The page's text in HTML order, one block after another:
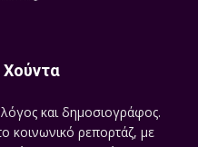
και δημοσιογράφος.
κοινωνικό ρεπορτάζ, με